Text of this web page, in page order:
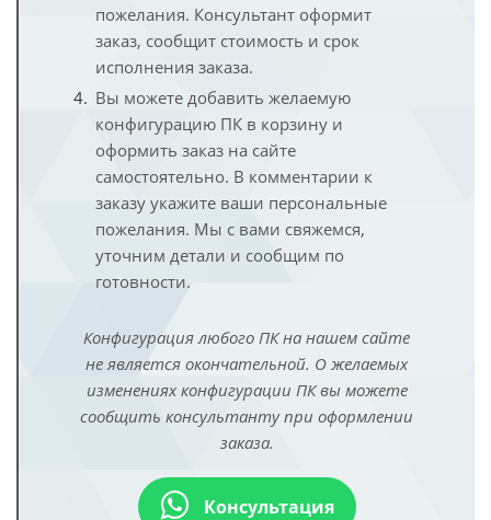
пожелания. Консультант оформит
заказ, сообщит стоимость и срок
исполнения заказа.
Вы можете добавить желаемую
конфигурацию ПК в корзину и
оформить заказ на сайте
самостоятельно. В комментарии к
заказу укажите ваши персональные
пожелания. Мы с вами свяжемся,
уточним детали и сообщим по
готовности.
Конфигурация любого ПК на нашем сайте
не является окончательной. О желаемых
изменениях конфигурации ПК вы можете
сообщить консультанту при оформлении
заказа.
Консультация